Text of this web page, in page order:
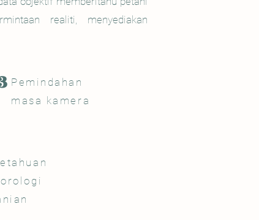
realiti, menyediakan
Pemindahan
masa kamera